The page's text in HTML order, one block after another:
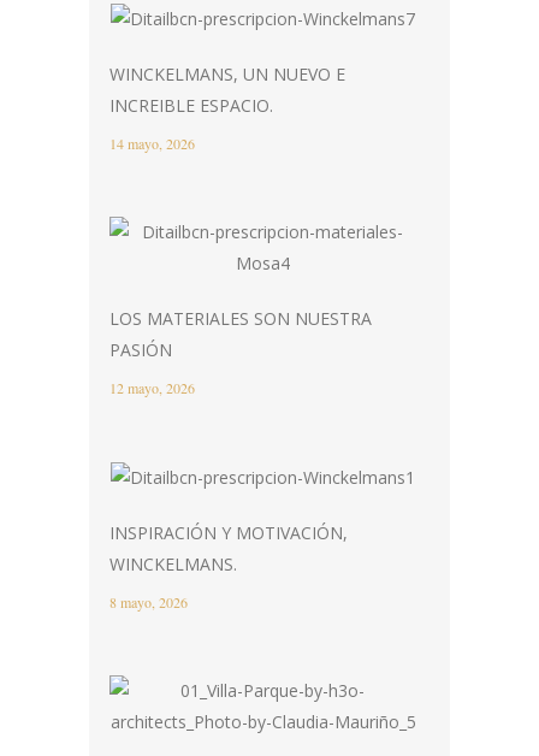
WINCKELMANS, UN NUEVO E
INCREIBLE ESPACIO.
14 mayo, 2026
LOS MATERIALES SON NUESTRA
PASIÓN
12 mayo, 2026
INSPIRACIÓN Y MOTIVACIÓN,
WINCKELMANS.
8 mayo, 2026